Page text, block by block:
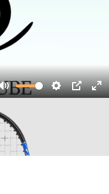
Mute Settings
PIP